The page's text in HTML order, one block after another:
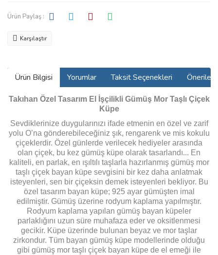
Ürün Paylaş :
Karşılaştır
Ürün Bilgisi Yorumlar Taksit Seçenekleri
Takıhan Özel Tasarım El İşçilikli Gümüş Mor Taşlı Çiçek
Küpe
Sevdiklerinize duygularınızı ifade etmenin en özel ve zarif
yolu O’na gönderebileceğiniz şık, rengarenk ve mis kokulu
çiçeklerdir. Özel günlerde verilecek hediyeler arasında
olan çiçek, bu kez gümüş küpe olarak tasarlandı... En
kaliteli, en parlak, en ışıltılı taşlarla hazırlanmış gümüş mor
taşlı çiçek bayan küpe sevgisini bir kez daha anlatmak
isteyenleri, sen bir çiçeksin demek isteyenleri bekliyor. Bu
özel tasarım bayan küpe; 925 ayar gümüşten imal
edilmiştir. Gümüş üzerine rodyum kaplama yapılmıştır.
Rodyum kaplama yapılan gümüş bayan küpeler
parlaklığını uzun süre muhafaza eder ve oksitlenmesi
gecikir. Küpe üzerinde bulunan beyaz ve mor taşlar
zirkondur. Tüm bayan gümüş küpe modellerinde olduğu
gibi gümüş mor taşlı çiçek bayan küpe de el emeği ile